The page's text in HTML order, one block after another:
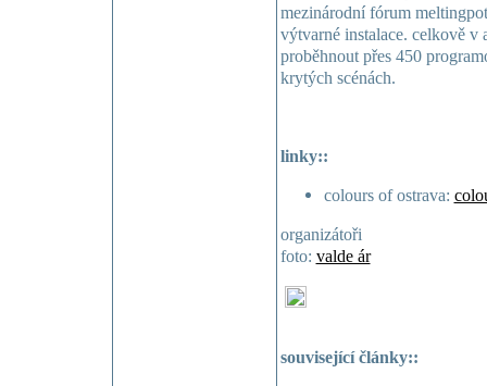
mezinárodní fórum
výtvarné instalace. celkově
proběhnout přes 450
krytých scénách.
linky::
colours of ostrava:
organizátoři
foto: valde ár
související články::